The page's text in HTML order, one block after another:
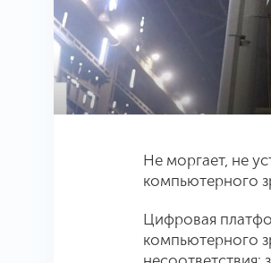
Не моргает, не
компьютерного
Цифровая
компьютерного